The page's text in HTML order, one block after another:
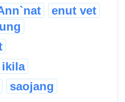
enut vet
ikila
saojang